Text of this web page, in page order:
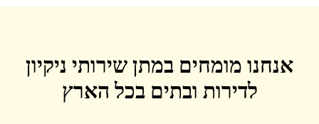
אנחנו מומחים במתן שירותי ניקיון
לדירות ובתים בכל הארץ